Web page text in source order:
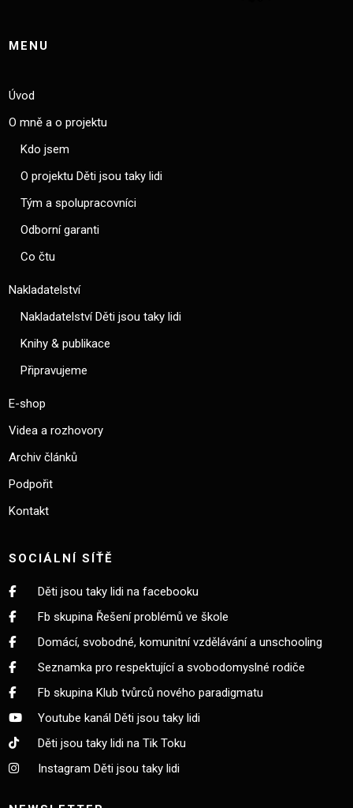
MENU
Úvod
O mně a o projektu
Kdo jsem
O projektu Děti jsou taky lidi
Tým a spolupracovníci
Odborní garanti
Co čtu
Nakladatelství
Nakladatelství Děti jsou taky lidi
Knihy & publikace
Připravujeme
E-shop
Videa a rozhovory
Archiv článků
Podpořit
Kontakt
SOCIÁLNÍ SÍŤĚ
Děti jsou taky lidi na facebooku
Fb skupina Řešení problémů ve škole
Domácí, svobodné, komunitní vzdělávání a unschooling
Seznamka pro respektující a svobodomyslné rodiče
Fb skupina Klub tvůrců nového paradigmatu
Youtube kanál Děti jsou taky lidi
Děti jsou taky lidi na Tik Toku
Instagram Děti jsou taky lidi